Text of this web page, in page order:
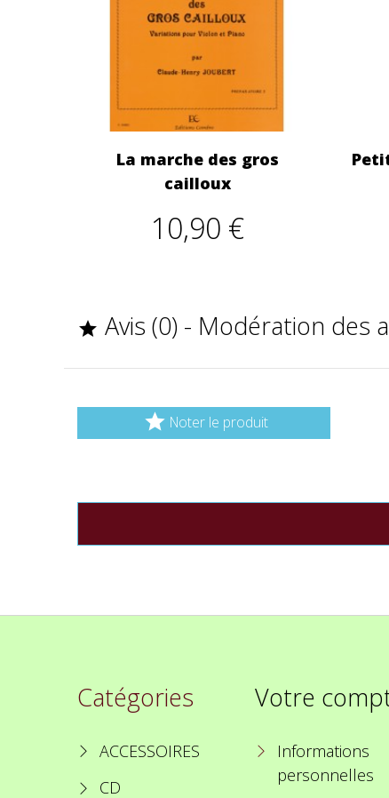
La marche des gros
cailloux
10,90 €
 Avis (0) - Modération des
 Noter le produit
Catégories
ACCESSOIRES
CD
Votre
Informations
personnelles